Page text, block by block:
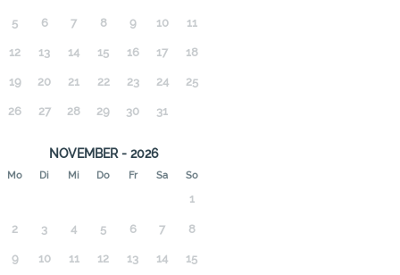
5 6 7 8 9 10 11
12 13 14 15 16 17 18
19 20 21 22 23 24 25
26 27 28 29 30 31
NOVEMBER - 2026
Mo Di Mi Do Fr Sa So
1
2 3 4 5 6 7 8
9 10 11 12 13 14 15